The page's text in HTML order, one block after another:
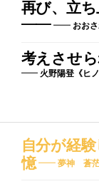
再び、立
――
おお
考えさせら
火野陽登《ヒ
自分が経
憶
夢神 蒼